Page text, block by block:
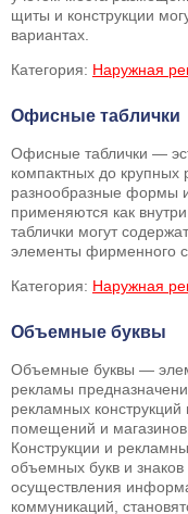
щиты и конструкции
вариантах.
Категория: Наружная
Офисные таблички
Офисные таблички —
компактных до
разнообразные формы
применяются как
таблички могут
элементы фирменного
Категория: Наружная
Объемные буквы
Объемные буквы —
рекламы
рекламных
помещений и
Конструкции и
объемных букв и знаков
осуществления
коммуникаций,